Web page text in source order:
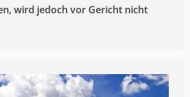
wird jedoch vor Gericht nicht